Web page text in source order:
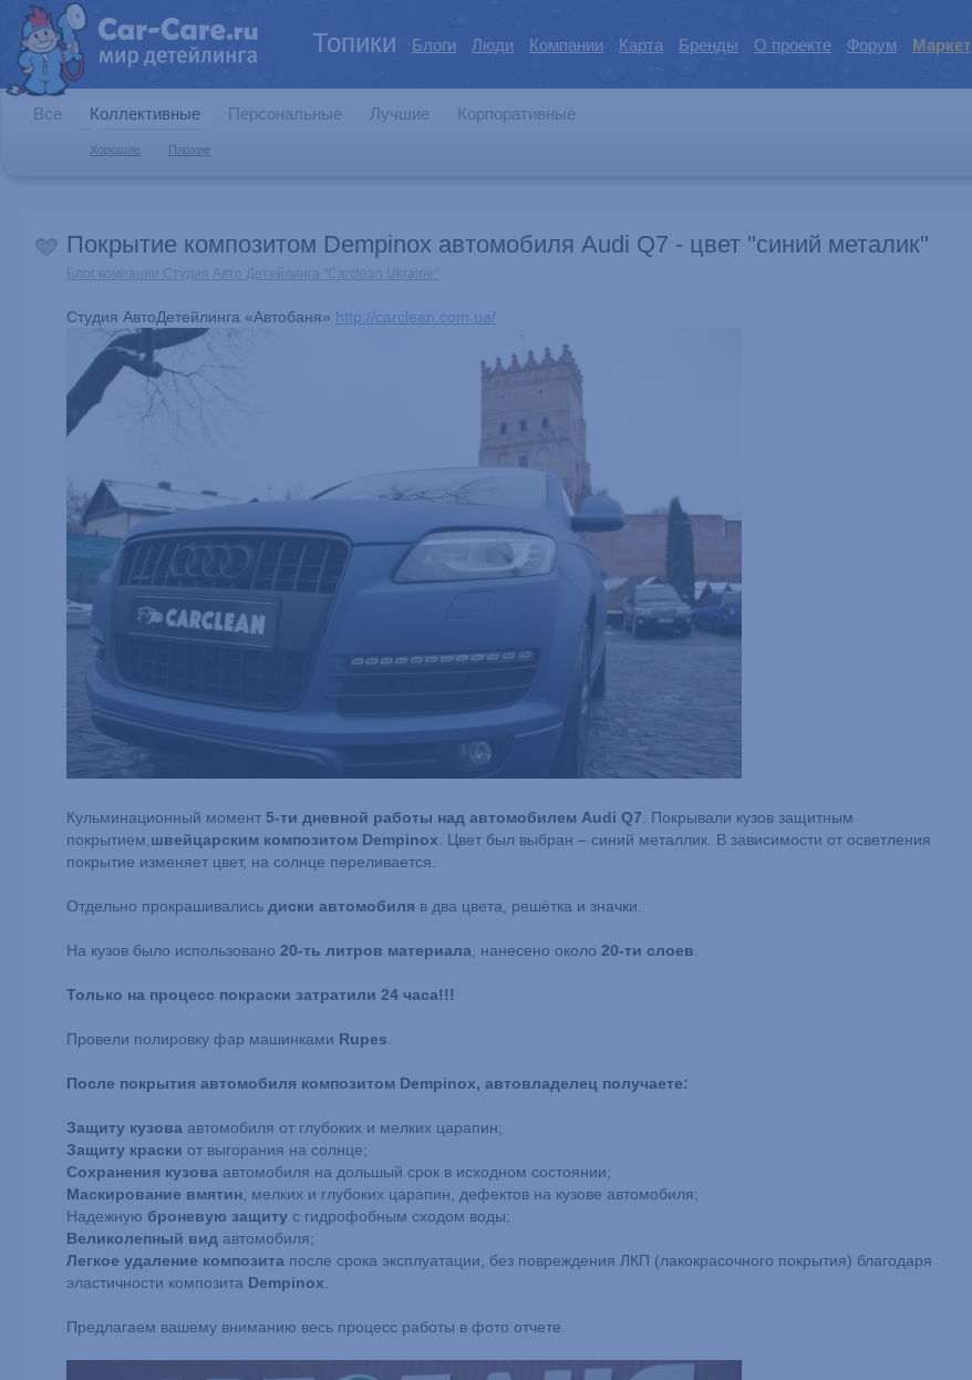
Топики Блоги Люди Компании Карта Бренды О проекте Форум Маркет
Все Коллективные
Хорошие Плохие
Персональные Лучшие Корпоративные
Покрытие композитом Dempinox автомобиля Audi Q7 - цвет "синий металик"
Блог компании Студия Авто Детейлинга "Carclean Ukraine"
Студия АвтоДетейлинга «Автобаня» http://carclean.com.ua/
Кульминационный момент 5-ти дневной работы над автомобилем Audi Q7 . Покрывали кузов защитным
покрытием, швейцарским композитом Dempinox . Цвет был выбран – синий металлик. В зависимости от осветления
покрытие изменяет цвет, на солнце переливается.
Отдельно прокрашивались диски автомобиля в два цвета, решётка и значки.
На кузов было использовано 20-ть литров материала , нанесено около 20-ти слоев
Только на процесс покраски затратили 24 часа!!!
Провели полировку фар машинками Rupes
После покрытия автомобиля композитом Dempinox, автовладелец получаете:
Защиту кузова автомобиля от глубоких и мелких царапин;
Защиту краски от выгорания на солнце;
Сохранения кузова автомобиля на дольшый срок в исходном состоянии;
Маскирование вмятин , мелких и глубоких царапин, дефектов на кузове автомобиля;
Надежную броневую защиту с гидрофобным сходом воды;
Великолепный вид автомобиля;
Легкое удаление композита после срока эксплуатации, без повреждения ЛКП (лакокрасочного покрытия) благодаря
эластичности композита Dempinox
Предлагаем вашему вниманию весь процесс работы в фото отчете